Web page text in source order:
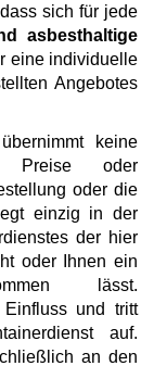
sich für jede
asbesthaltige
eine individuelle
Angebotes
keine
Preise oder
oder die
einzig in der
der hier
oder Ihnen ein
lässt.
Einfluss und tritt
auf.
an den